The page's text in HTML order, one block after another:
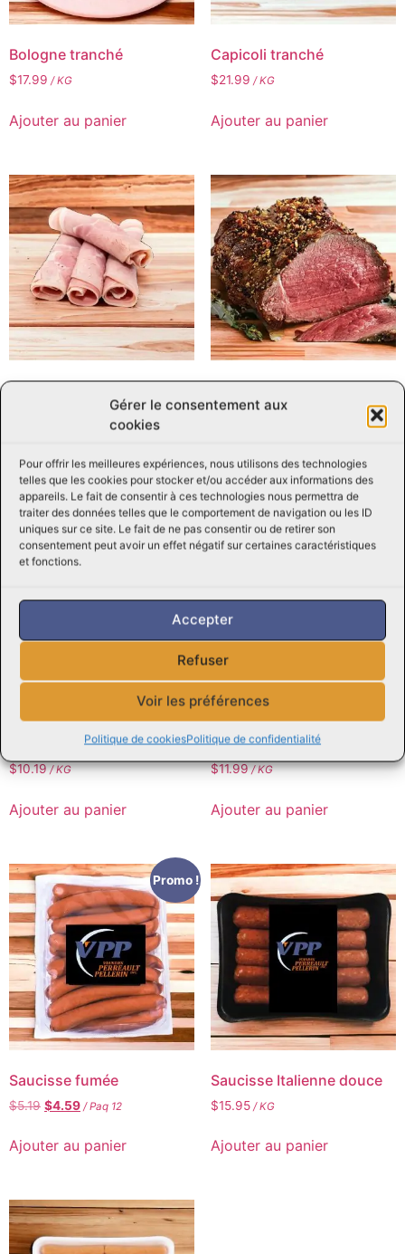
Gérer le consentement aux
cookies
Pour offrir les meilleures expériences, nous utilisons des technologies
telles que les cookies pour stocker et/ou accéder aux informations des
appareils. Le fait de consentir à ces technologies nous permettra de
traiter des données telles que le comportement de navigation ou les ID
uniques sur ce site. Le fait de ne pas consentir ou de retirer son
consentement peut avoir un effet négatif sur certaines caractéristiques
et fonctions.
Accepter
Refuser
Voir les préférences
Politique de cookiesPolitique de confidentialité
Bologne tranché
$17.99 / KG
Ajouter au panier
Capicoli tranché
$21.99 / KG
Ajouter au panier
Ajouter au panier
tranchée
Ajouter au panier
Pâté de campagne
$10.19/ KG
Ajouter au panier
Pepperoni tranché
$11.99/ KG
Ajouter au panier
Promo !
Saucisse fumée
$5.19 $4.59 / Paq 12
Ajouter au panier
Saucisse Italienne douce
$15.95/ KG
Ajouter au panier